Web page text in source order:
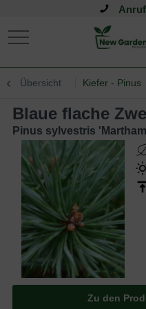
Anruf
Übersicht Kiefer - Pinus
Blaue flache
Pinus sylvestris
Zu den